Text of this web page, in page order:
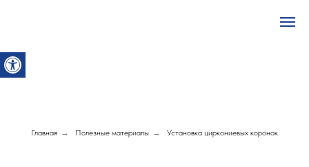
Главная → Полезные материалы → Установка циркониевых коронок